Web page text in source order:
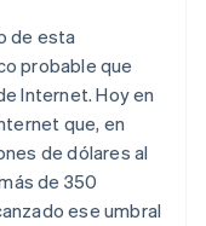
de esta
probable que
Internet. Hoy en
que, en
de dólares al
de 350
ese umbral